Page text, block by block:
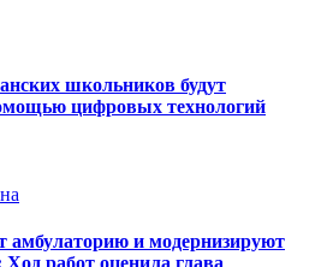
школьников будут
цифровых технологий
амбулаторию и модернизируют
работ оценила глава